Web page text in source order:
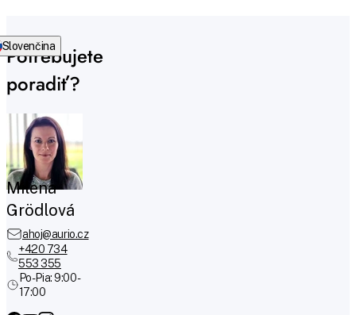
Potrebujete
poradiť?
Milena
Grödlová
ahoj@aurio.cz
+420 734
553 355
Po-Pia: 9:00 -
17:00
Slovenčina